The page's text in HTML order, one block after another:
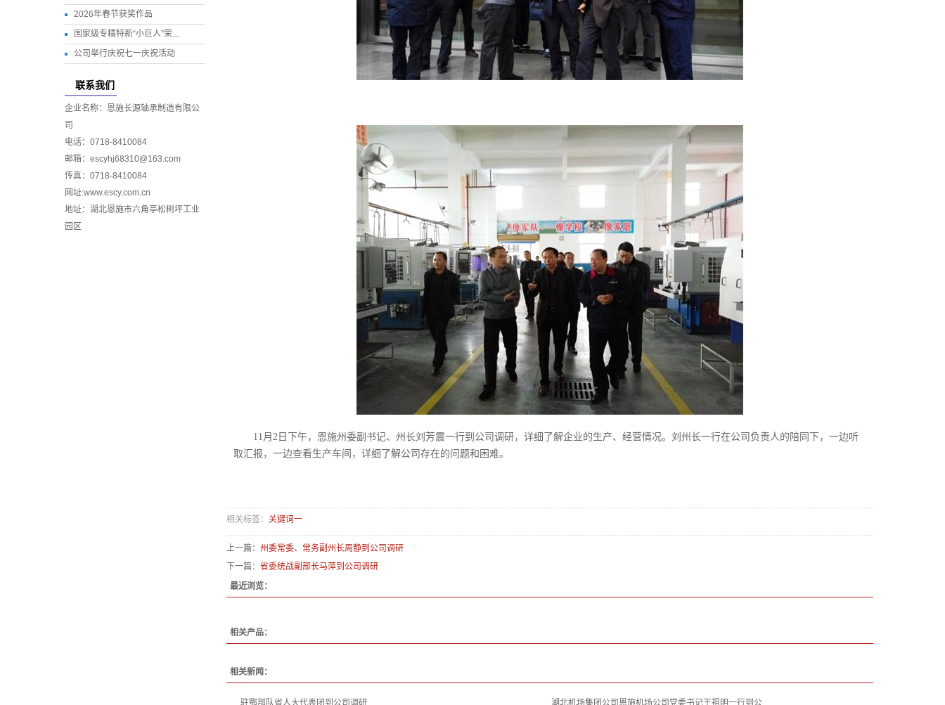
2026年春节获奖作品
国家级专精特新“小巨人”荣...
公司举行庆祝七一庆祝活动
联系我们
企业名称：恩施长源轴承制造有限公
司
电话：0718-8410084
邮箱：escyhj68310@163.com
传真：0718-8410084
网址:www.escy.com.cn
地址：湖北恩施市六角亭松树坪工业
园区
11月2日下午，恩施州委副书记、州长刘芳震一行到公司调研，详细了解企业的生产、经营情况。刘州长一行在公司负责人的陪同下，一边听
取汇报，一边查看生产车间，详细了解公司存在的问题和困难。
相关标签： 关键词一
上一篇： 州委常委、常务副州长周静到公司调研
下一篇： 省委统战副部长马萍到公司调研
最近浏览：
相关产品：
相关新闻：
驻鄂部队省人大代表团到公司调研 湖北机场集团公司恩施机场公司党委书记王祖明一行到公